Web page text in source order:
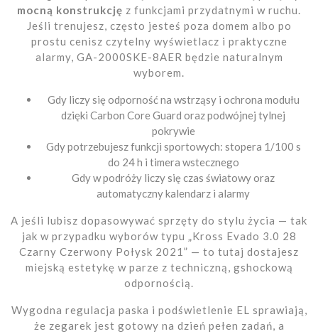
mocną konstrukcję z funkcjami przydatnymi w ruchu.
Jeśli trenujesz, często jesteś poza domem albo po
prostu cenisz czytelny wyświetlacz i praktyczne
alarmy, GA-2000SKE-8AER będzie naturalnym
wyborem.
Gdy liczy się odporność na wstrząsy i ochrona modułu
dzięki Carbon Core Guard oraz podwójnej tylnej
pokrywie
Gdy potrzebujesz funkcji sportowych: stopera 1/100 s
do 24 h i timera wstecznego
Gdy w podróży liczy się czas światowy oraz
automatyczny kalendarz i alarmy
A jeśli lubisz dopasowywać sprzęty do stylu życia — tak
jak w przypadku wyborów typu „Kross Evado 3.0 28
Czarny Czerwony Połysk 2021” — to tutaj dostajesz
miejską estetykę w parze z techniczną, gshockową
odpornością.
Wygodna regulacja paska i podświetlenie EL sprawiają,
że zegarek jest gotowy na dzień pełen zadań, a